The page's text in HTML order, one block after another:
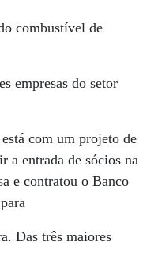
combustível de
empresas do setor
com um projeto de
a entrada de sócios na
e contratou o Banco
Das três maiores